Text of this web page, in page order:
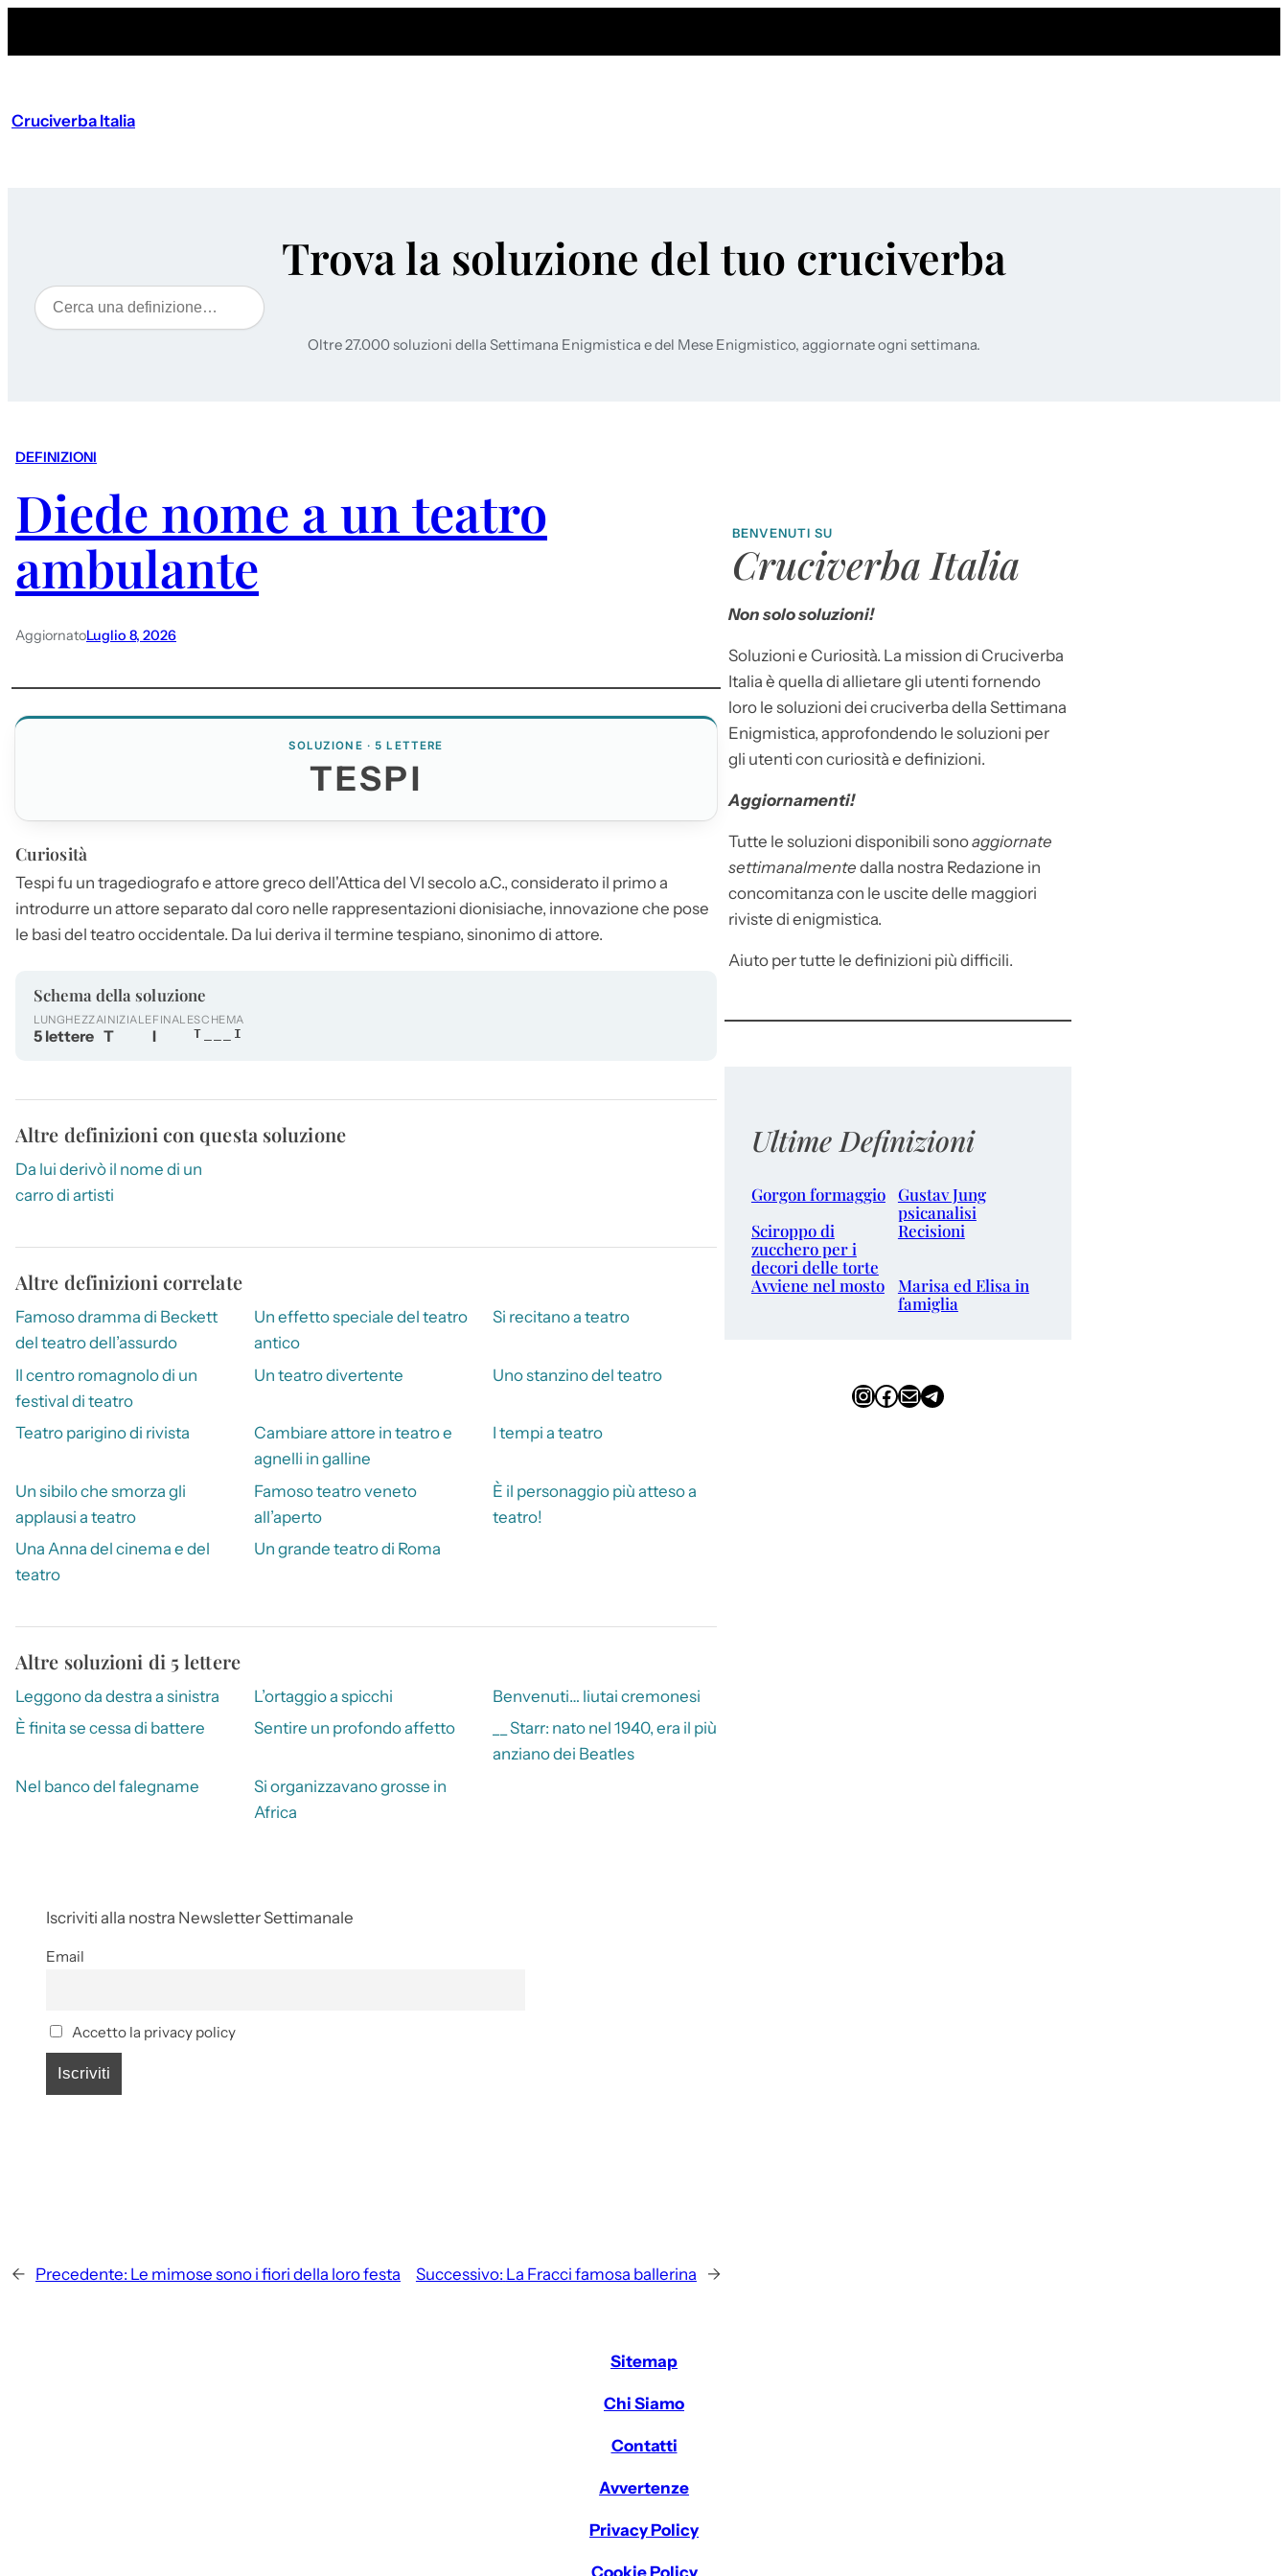
Cruciverba Italia
Trova la soluzione del tuo cruciverba
Cerca
Oltre 27.000 soluzioni della Settimana Enigmistica e del Mese Enigmistico, aggiornate ogni settimana.
DEFINIZIONI
Diede nome a un teatro
ambulante
AggiornatoLuglio 8, 2026
SOLUZIONE · 5 LETTERE
TESPI
Curiosità
Tespi fu un tragediografo e attore greco dell'Attica del VI secolo a.C., considerato il primo a
introdurre un attore separato dal coro nelle rappresentazioni dionisiache, innovazione che pose
le basi del teatro occidentale. Da lui deriva il termine tespiano, sinonimo di attore.
Schema della soluzione
LUNGHEZZA
5 lettere
INIZIALE
T
FINALE
I
SCHEMA
T___I
Altre definizioni con questa soluzione
Da lui derivò il nome di un
carro di artisti
Altre definizioni correlate
Famoso dramma di Beckett
del teatro dell’assurdo
Un effetto speciale del teatro
antico
Si recitano a teatro
Il centro romagnolo di un
festival di teatro
Un teatro divertente Uno stanzino del teatro
Teatro parigino di rivista
Cambiare attore in teatro e
agnelli in galline
I tempi a teatro
Un sibilo che smorza gli
applausi a teatro
Famoso teatro veneto
all’aperto
È il personaggio più atteso a
teatro!
Una Anna del cinema e del
teatro
Un grande teatro di Roma
Altre soluzioni di 5 lettere
Leggono da destra a sinistra L’ortaggio a spicchi
Benvenuti… liutai cremonesi
È finita se cessa di battere
Sentire un profondo affetto
__ Starr: nato nel 1940, era il più
anziano dei Beatles
Nel banco del falegname
Si organizzavano grosse in
Africa
Iscriviti alla nostra Newsletter Settimanale
Email
Accetto la privacy policy
← Precedente: Le mimose sono i fiori della loro festa Successivo: La Fracci famosa ballerina →
BENVENUTI SU
Cruciverba Italia
Non solo soluzioni!
Soluzioni e Curiosità. La mission di Cruciverba
Italia è quella di allietare gli utenti fornendo
loro le soluzioni dei cruciverba della Settimana
Enigmistica, approfondendo le soluzioni per
gli utenti con curiosità e definizioni.
Aggiornamenti!
Tutte le soluzioni disponibili sonoaggiornate
settimanalmente dalla nostra Redazione in
concomitanza con le uscite delle maggiori
riviste di enigmistica.
Aiuto per tutte le definizioni più difficili.
Ultime Definizioni
Gorgon formaggio Gustav Jung
psicanalisi
Sciroppo di
zucchero per i
decori delle torte
Recisioni
Avviene nel mosto
Marisa ed Elisa in
famiglia
InstagramFacebook Email Telegram
Sitemap
Chi Siamo
Contatti
Avvertenze
Privacy Policy